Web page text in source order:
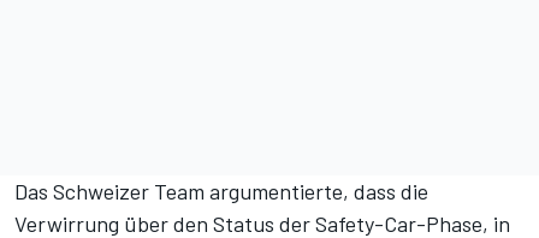
Das Schweizer Team argumentierte, dass die
Verwirrung über den Status der Safety-Car-Phase, in